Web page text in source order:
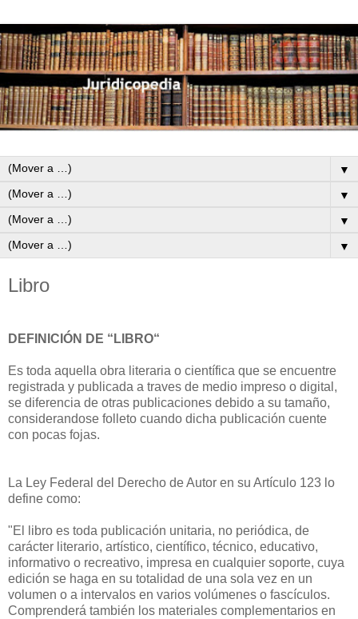
▼
▼
▼
▼
Libro
DEFINICIÓN DE “LIBRO“
Es toda aquella obra literaria o científica que se encuentre
registrada y publicada a traves de medio impreso o digital,
se diferencia de otras publicaciones debido a su tamaño,
considerandose folleto cuando dicha publicación cuente
con pocas fojas.
La Ley Federal del Derecho de Autor en su Artículo 123 lo
define como:
"El libro es toda publicación unitaria, no periódica, de
carácter literario, artístico, científico, técnico, educativo,
informativo o recreativo, impresa en cualquier soporte, cuya
edición se haga en su totalidad de una sola vez en un
volumen o a intervalos en varios volúmenes o fascículos.
Comprenderá también los materiales complementarios en